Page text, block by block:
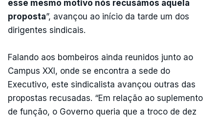
esse mesmo motivo nós recusámos aquela
proposta”, avançou ao início da tarde um dos
dirigentes sindicais.
Falando aos bombeiros ainda reunidos junto ao
Campus XXI, onde se encontra a sede do
Executivo, este sindicalista avançou outras das
propostas recusadas. “Em relação ao suplemento
de função, o Governo queria que a troco de dez